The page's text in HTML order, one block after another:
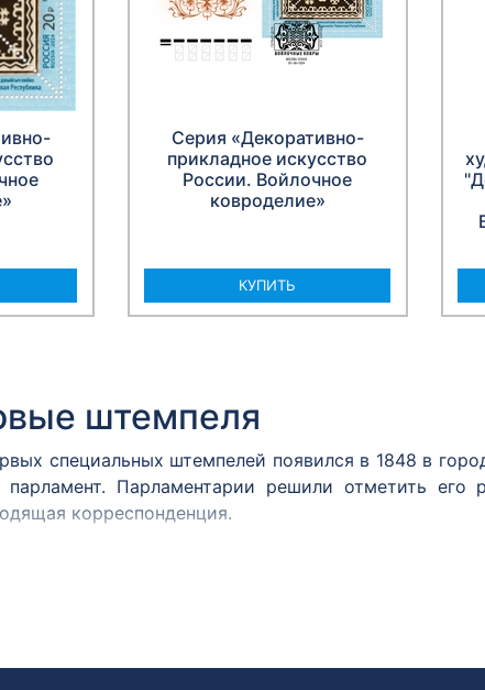
Серия «Декоративно-
прикладное искусство
России. Войлочное
ковроделие»
КУПИТЬ
штемпеля
специальных штемпелей появился в 1848 в
Парламентарии решили отметить его
корреспонденция.
им. А.С. Попова хранится оттиск штемпеля,
года.